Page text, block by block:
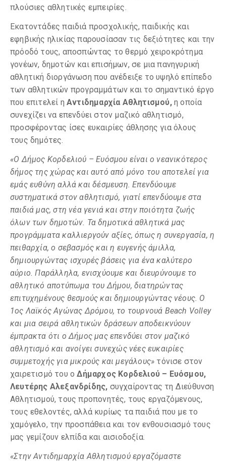
πλούσιες αθλητικές εμπειρίες.
Εκατοντάδες παιδιά προσχολικής, παιδικής και
εφηβικής ηλικίας παρουσίασαν τις δεξιότητες και την
πρόοδό τους, αποσπώντας το θερμό χειροκρότημα
γονέων, δημοτών και επισήμων, σε μια πανηγυρική
αθλητική διοργάνωση που ανέδειξε το υψηλό επίπεδο
των αθλητικών προγραμμάτων και το σημαντικό έργο
που επιτελεί η Αντιδημαρχία Αθλητισμού,η οποία
συνεχίζει να επενδύει στον μαζικό αθλητισμό,
προσφέροντας ίσες ευκαιρίες άθλησης για όλους
τους δημότες.
«Ο Δήμος Κορδελιού – Ευόσμου είναι ο νεανικότερος
δήμος της χώρας και αυτό από μόνο του αποτελεί για
εμάς ευθύνη αλλά και δέσμευση. Επενδύουμε
συστηματικά στον αθλητισμό, γιατί επενδύουμε στα
παιδιά μας, στη νέα γενιά και στην ποιότητα ζωής
όλων των δημοτών. Τα δημοτικά αθλητικά μας
προγράμματα καλλιεργούν αξίες, όπως η συνεργασία, η
πειθαρχία, ο σεβασμός και η ευγενής άμιλλα,
δημιουργώντας ισχυρές βάσεις για ένα καλύτερο
αύριο. Παράλληλα, ενισχύουμε και διευρύνουμε το
αθλητικό αποτύπωμα του Δήμου, διατηρώντας
επιτυχημένους θεσμούς και δημιουργώντας νέους. Ο
1ος Λαϊκός Αγώνας Δρόμου, το τουρνουά Beach Volley
και μια σειρά αθλητικών δράσεων αποδεικνύουν
έμπρακτα ότι ο Δήμος μας επενδύει στον μαζικό
αθλητισμό και ανοίγει συνεχώς νέες ευκαιρίες
συμμετοχής για μικρούς και μεγάλους» τόνισε στον
χαιρετισμό του οΔήμαρχος Κορδελιού – Ευόσμου,
Λευτέρης Αλεξανδρίδης, συγχαίροντας τη Διεύθυνση
Αθλητισμού, τους προπονητές, τους εργαζόμενους,
τους εθελοντές, αλλά κυρίως τα παιδιά που με το
χαμόγελο, την προσπάθεια και τον ενθουσιασμό τους
μας γεμίζουν ελπίδα και αισιοδοξία.
«Στην Αντιδημαρχία Αθλητισμού εργαζόμαστε